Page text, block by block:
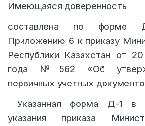
Имеющаяся доверенность
составлена по форме
Приложению 6 к приказу
Республики Казахстан от
года №562 «Об
первичных учетных
Указанная форма Д-1 в
указания приказа